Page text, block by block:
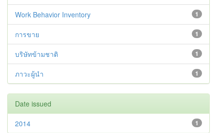
1
Work Behavior Inventory
1
การขาย
1
บริษัทข้ามชาติ
1
ภาวะผู้นำ
Date issued
1
2014